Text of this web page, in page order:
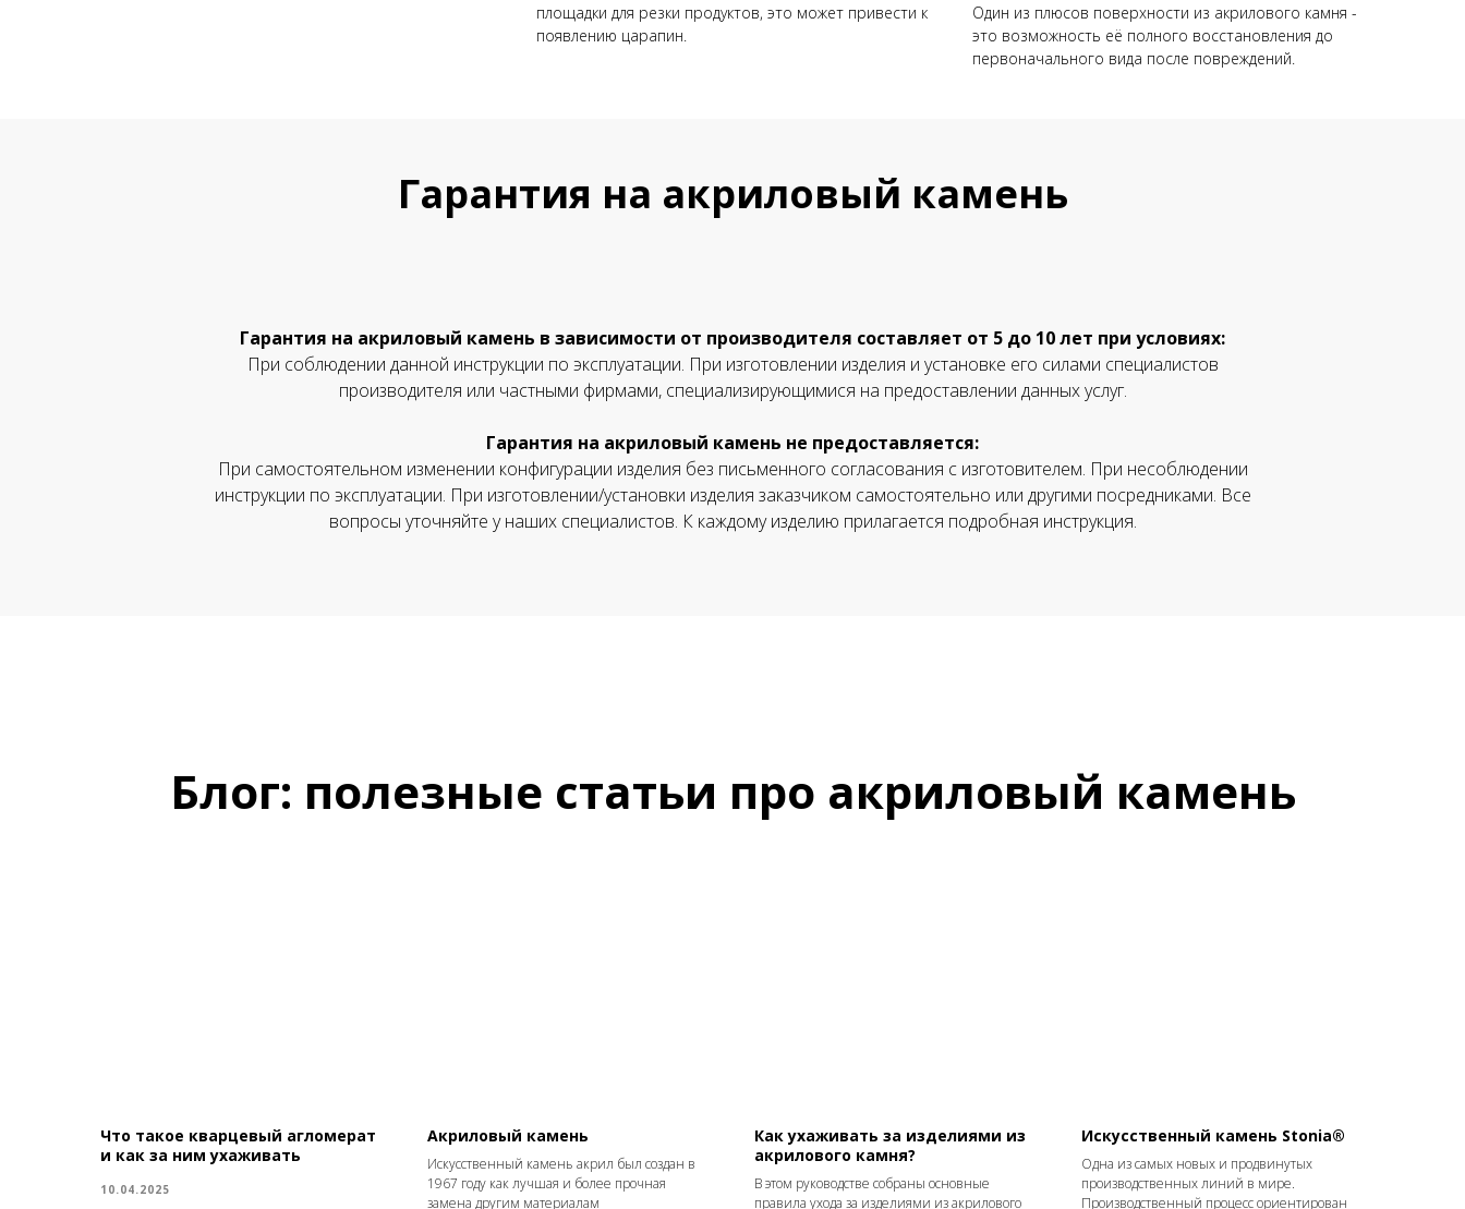
площадки для резки продуктов, это может привести к
появлению царапин.
Один из плюсов поверхности из акрилового камня -
это возможность её полного восстановления до
первоначального вида после повреждений.
Гарантия на акриловый камень
Гарантия на акриловый камень в зависимости от производителя составляет от 5 до 10 лет при условиях:
При соблюдении данной инструкции по эксплуатации. При изготовлении изделия и установке его силами специалистов
производителя или частными фирмами, специализирующимися на предоставлении данных услуг.
Гарантия на акриловый камень не предоставляется:
При самостоятельном изменении конфигурации изделия без письменного согласования с изготовителем. При несоблюдении
инструкции по эксплуатации. При изготовлении/установки изделия заказчиком самостоятельно или другими посредниками. Все
вопросы уточняйте у наших специалистов. К каждому изделию прилагается подробная инструкция.
Блог: полезные статьи про акриловый камень
Что такое кварцевый агломерат
и как за ним ухаживать
10.04.2025
Акриловый камень
Искусственный камень акрил был создан в
1967 году как лучшая и более прочная
замена другим материалам
Как ухаживать за изделиями из
акрилового камня?
В этом руководстве собраны основные
правила ухода за изделиями из акрилового
Искусственный камень Stonia®
Одна из самых новых и продвинутых
производственных линий в мире.
Производственный процесс ориентирован